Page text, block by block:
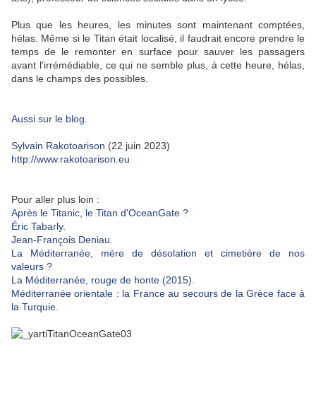
Plus que les heures, les minutes sont maintenant comptées,
hélas. Même si le Titan était localisé, il faudrait encore prendre le
temps de le remonter en surface pour sauver les passagers
avant l'irrémédiable, ce qui ne semble plus, à cette heure, hélas,
dans le champs des possibles.
Aussi sur le blog.
Sylvain Rakotoarison (22 juin 2023)
http://www.rakotoarison.eu
Pour aller plus loin :
Après le Titanic, le Titan d'OceanGate ?
Éric Tabarly.
Jean-François Deniau.
La Méditerranée, mère de désolation et cimetière de nos
valeurs ?
La Méditerranée, rouge de honte (2015).
Méditerranée orientale : la France au secours de la Grèce face à
la Turquie.